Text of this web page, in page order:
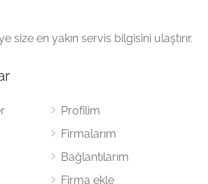
size en yakın servis bilgisini ulaştırır.
Profilim
Firmalarım
Bağlantılarım
Firma ekle